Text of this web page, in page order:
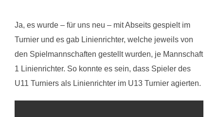
Ja, es wurde – für uns neu – mit Abseits gespielt im
Turnier und es gab Linienrichter, welche jeweils von
den Spielmannschaften gestellt wurden, je Mannschaft
1 Linienrichter. So konnte es sein, dass Spieler des
U11 Turniers als Linienrichter im U13 Turnier agierten.